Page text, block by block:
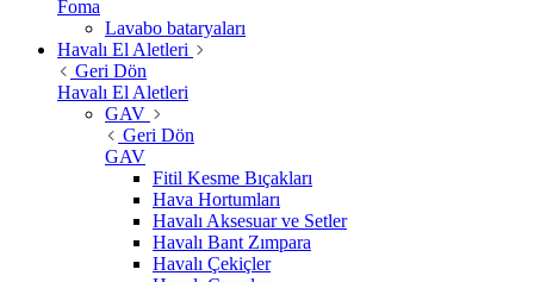
Foma
Lavabo bataryaları
Havalı El Aletleri
Geri Dön
Havalı El Aletleri
GAV
Geri Dön
GAV
Fitil Kesme Bıçakları
Hava Hortumları
Havalı Aksesuar ve Setler
Havalı Bant Zımpara
Havalı Çekiçler